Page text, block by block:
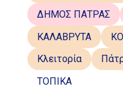
ΔΗΜΟΣ ΠΑΤΡΑΣ
ΚΑΛΑΒΡΥΤΑ
Κλειτορία
ΤΟΠΙΚΑ